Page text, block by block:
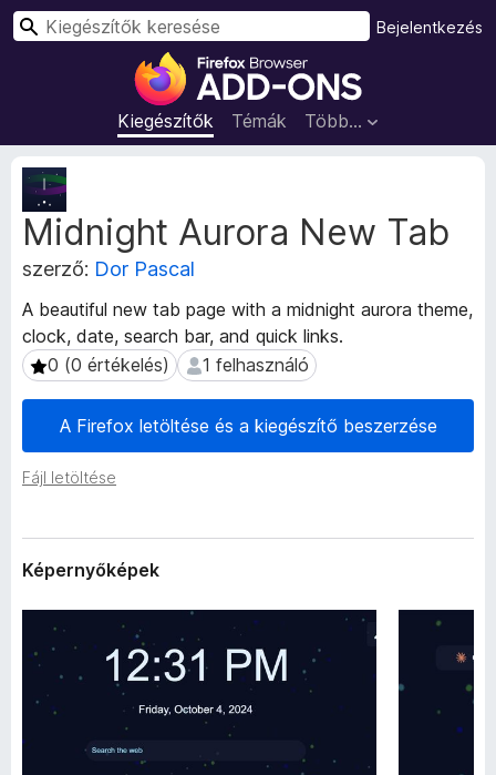
F
r
e
x
b
n
g
é
s
ő
g
z
í
ő
Kiegészítők Témák Több…
Bejelentkezés
K
Midnight Aurora New Tab
szerző: Dor Pascal
A beautiful new tab page with a midnight aurora theme,
clock, date, search bar, and quick links.
0 (0 értékelés)
0 (0 értékelés) 1 felhasználó
1 felhasználó
A Firefox letöltése és a kiegészítő beszerzése
Fájl letöltése
K
e
g
é
z
í
t
ő
t
a
t
Képernyőképek